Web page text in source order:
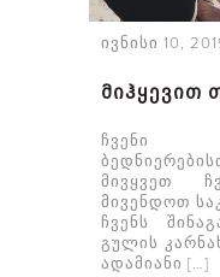
ივნისი 10,
მიჰყევით
ჩვენი
მივყვეთ
მივენდოთ
ჩვენს
გულის
ადამიანი […]